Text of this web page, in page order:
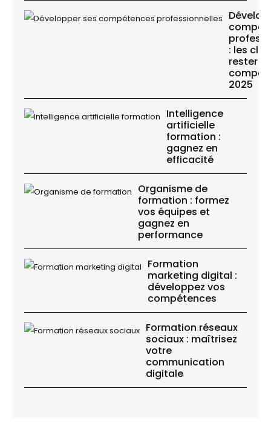
: les
rester
2025
Intelligence
artificielle
formation :
gagnez en
efficacité
Organisme de
formation : formez
vos équipes et
gagnez en
performance
Formation
marketing digital :
développez vos
compétences
Formation réseaux
sociaux : maîtrisez
votre
communication
digitale